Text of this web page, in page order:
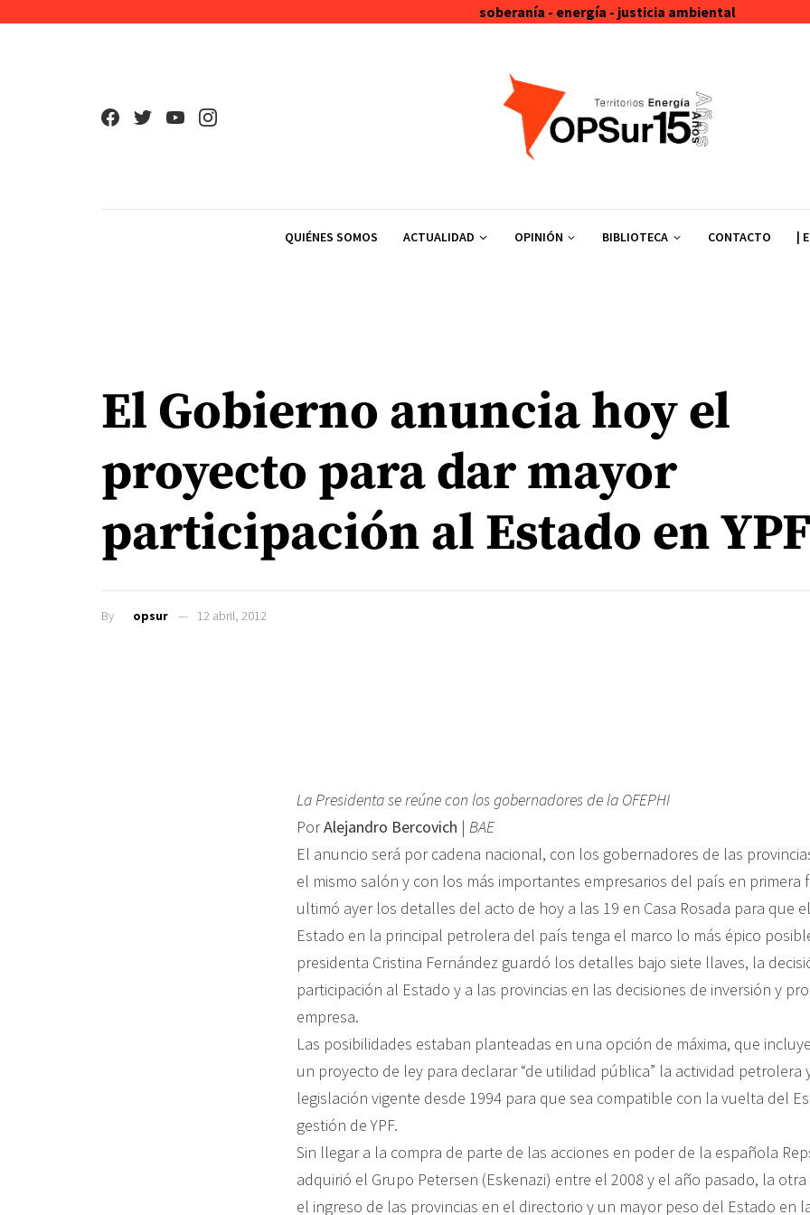
soberanía - energía - justicia ambiental
QUIÉNES SOMOS ACTUALIDAD OPINIÓN BIBLIOTECA CONTACTO |
El Gobierno anuncia hoy el
proyecto para dar mayor
participación al Estado en YPF
By opsur 12 abril, 2012
La Presidenta se reúne con los gobernadores de la OFEPHI
PorAlejandro Bercovich | BAE
El anuncio será por cadena nacional, con los gobernadores de las
el mismo salón y con los más importantes empresarios del país en primera
ultimó ayer los detalles del acto de hoy a las 19 en Casa Rosada para que
Estado en la principal petrolera del país tenga el marco lo más épico
presidenta Cristina Fernández guardó los detalles bajo siete llaves, la
participación al Estado y a las provincias en las decisiones de inversión y
empresa.
Las posibilidades estaban planteadas en una opción de máxima, que
un proyecto de ley para declarar “de utilidad pública” la actividad petrolera
legislación vigente desde 1994 para que sea compatible con la vuelta del
gestión de YPF.
Sin llegar a la compra de parte de las acciones en poder de la española
adquirió el Grupo Petersen (Eskenazi) entre el 2008 y el año pasado, la
el ingreso de las provincias en el directorio y un mayor peso del Estado en